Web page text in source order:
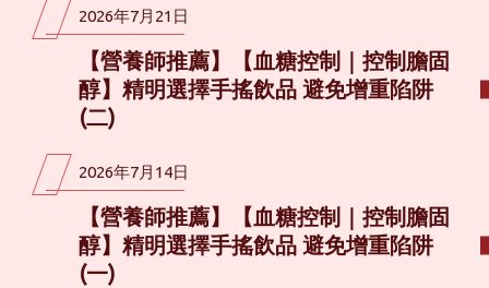
2026年7月21日
【營養師推薦】【血糖控制｜控制膽固
醇】精明選擇手搖飲品 避免增重陷阱
(二)
2026年7月14日
【營養師推薦】【血糖控制｜控制膽固
醇】精明選擇手搖飲品 避免增重陷阱
(一)